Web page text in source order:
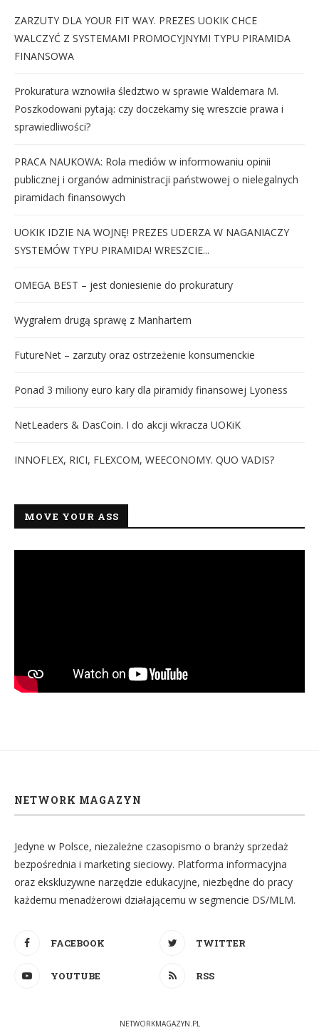
ZARZUTY DLA YOUR FIT WAY. PREZES UOKIK CHCE
WALCZYĆ Z SYSTEMAMI PROMOCYJNYMI TYPU PIRAMIDA
FINANSOWA
Prokuratura wznowiła śledztwo w sprawie Waldemara M.
Poszkodowani pytają: czy doczekamy się wreszcie prawa i
sprawiedliwości?
PRACA NAUKOWA: Rola mediów w informowaniu opinii
publicznej i organów administracji państwowej o nielegalnych
piramidach finansowych
UOKIK IDZIE NA WOJNĘ! PREZES UDERZA W NAGANIACZY
SYSTEMÓW TYPU PIRAMIDA! WRESZCIE...
OMEGA BEST – jest doniesienie do prokuratury
Wygrałem drugą sprawę z Manhartem
FutureNet – zarzuty oraz ostrzeżenie konsumenckie
Ponad 3 miliony euro kary dla piramidy finansowej Lyoness
NetLeaders & DasCoin. I do akcji wkracza UOKiK
INNOFLEX, RICI, FLEXCOM, WEECONOMY. QUO VADIS?
MOVE YOUR ASS
NETWORK MAGAZYN
Jedyne w Polsce, niezależne czasopismo o branży sprzedaż
bezpośrednia i marketing sieciowy. Platforma informacyjna
oraz ekskluzywne narzędzie edukacyjne, niezbędne do pracy
każdemu menadżerowi działającemu w segmencie DS/MLM.
FACEBOOK TWITTER
YOUTUBE RSS
NETWORKMAGAZYN.PL